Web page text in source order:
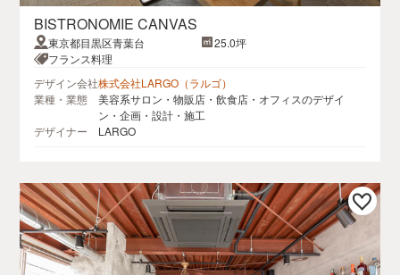
BISTRONOMIE CANVAS
東京都目黒区青葉台
25.0坪
フランス料理
デザイン会社株式会社LARGO（ラルゴ）
業種・業態
美容系サロン・物販店・飲食店・オフィスのデザイ
ン・企画・設計・施工
デザイナー
LARGO